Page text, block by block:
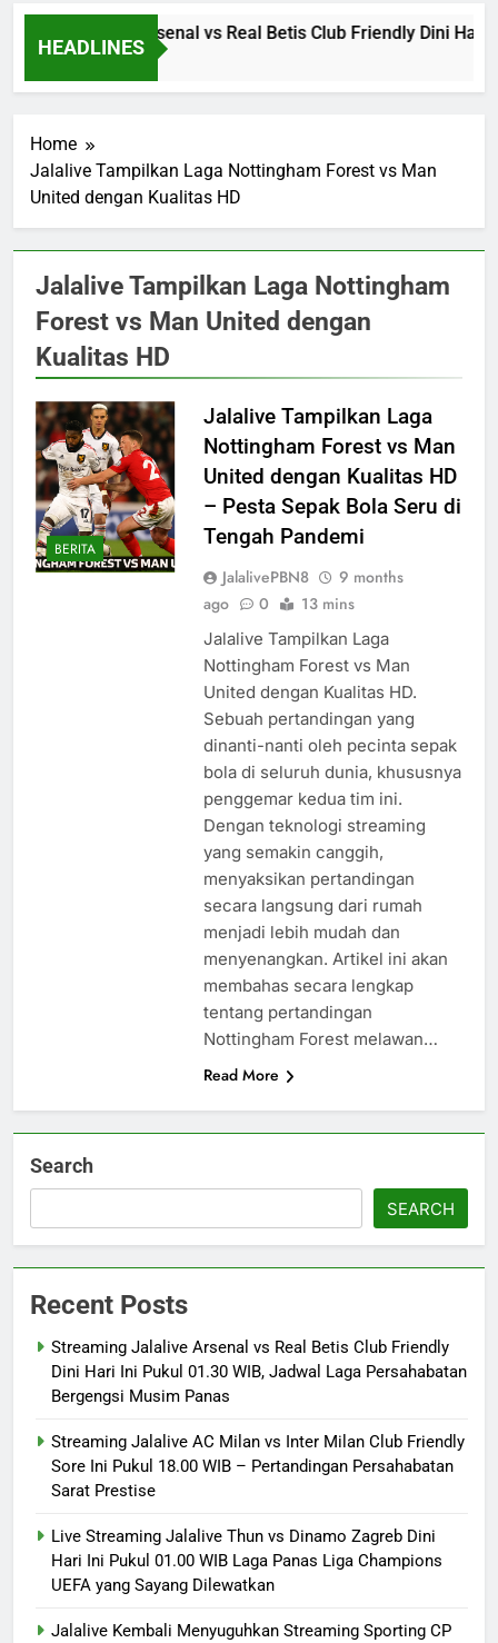
HEADLINES
Jalalive Arsenal vs Real Betis Club Friendly Dini Hari
Ago
Home
Jalalive Tampilkan Laga Nottingham Forest vs Man
United dengan Kualitas HD
Jalalive Tampilkan Laga Nottingham
Forest vs Man United dengan
Kualitas HD
BERITA
Jalalive Tampilkan Laga
Nottingham Forest vs Man
United dengan Kualitas HD
– Pesta Sepak Bola Seru di
Tengah Pandemi
JalalivePBN8
9 months
ago
0 13 mins
Jalalive Tampilkan Laga
Nottingham Forest vs Man
United dengan Kualitas HD.
Sebuah pertandingan yang
dinanti-nanti oleh pecinta sepak
bola di seluruh dunia, khususnya
penggemar kedua tim ini.
Dengan teknologi streaming
yang semakin canggih,
menyaksikan pertandingan
secara langsung dari rumah
menjadi lebih mudah dan
menyenangkan. Artikel ini akan
membahas secara lengkap
tentang pertandingan
Nottingham Forest melawan…
Read More
Search
SEARCH
Recent Posts
Streaming Jalalive Arsenal vs Real Betis Club Friendly
Dini Hari Ini Pukul 01.30 WIB, Jadwal Laga Persahabatan
Bergengsi Musim Panas
Streaming Jalalive AC Milan vs Inter Milan Club Friendly
Sore Ini Pukul 18.00 WIB – Pertandingan Persahabatan
Sarat Prestise
Live Streaming Jalalive Thun vs Dinamo Zagreb Dini
Hari Ini Pukul 01.00 WIB Laga Panas Liga Champions
UEFA yang Sayang Dilewatkan
Jalalive Kembali Menyuguhkan Streaming Sporting CP